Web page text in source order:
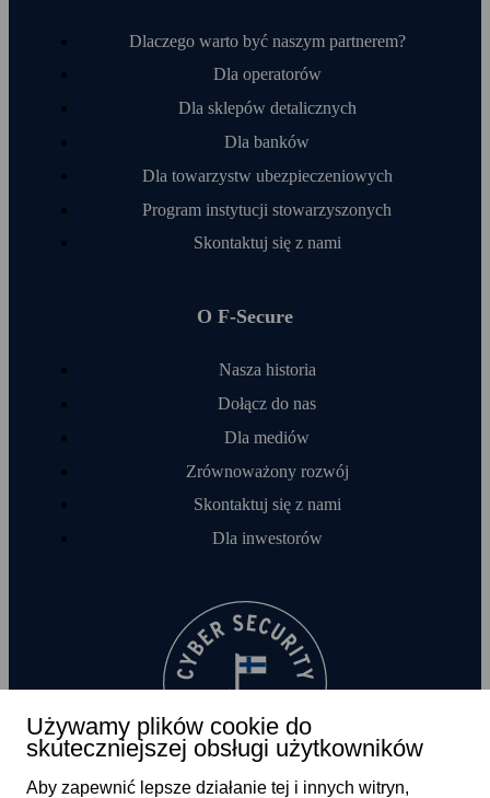
Dlaczego warto być naszym partnerem?
Dla operatorów
Dla sklepów detalicznych
Dla banków
Dla towarzystw ubezpieczeniowych
Program instytucji stowarzyszonych
Skontaktuj się z nami
O F‑Secure
Nasza historia
Dołącz do nas
Dla mediów
Zrównoważony rozwój
Skontaktuj się z nami
Dla inwestorów
Używamy plików cookie do
skuteczniejszej obsługi użytkowników
Aby zapewnić lepsze działanie tej i innych witryn,